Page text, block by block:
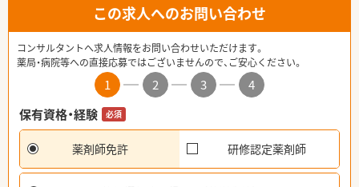
この求人へのお問い合わせ
コンサルタントへ求人情報をお問い合わせいただけます。
薬局・病院等への直接応募ではございませんので、ご安心ください。
1 2 3
4
保有資格・経験
必須
薬剤師免許 研修認定薬剤師